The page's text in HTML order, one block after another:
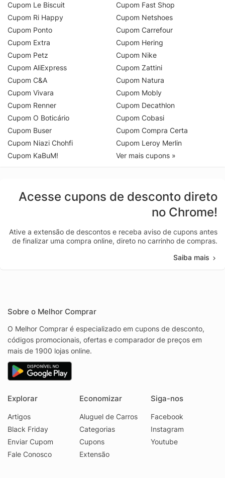
Cupom Le Biscuit
Cupom Ri Happy
Cupom Ponto
Cupom Extra
Cupom Petz
Cupom AliExpress
Cupom C&A
Cupom Vivara
Cupom Renner
Cupom O Boticário
Cupom Buser
Cupom Niazi Chohfi
Cupom KaBuM!
Cupom Fast Shop
Cupom Netshoes
Cupom Carrefour
Cupom Hering
Cupom Nike
Cupom Zattini
Cupom Natura
Cupom Mobly
Cupom Decathlon
Cupom Cobasi
Cupom Compra Certa
Cupom Leroy Merlin
Ver mais cupons »
Acesse cupons de desconto direto
no Chrome!
Ative a extensão de descontos e receba aviso de cupons antes
de finalizar uma compra online, direto no carrinho de compras.
Saiba mais
Sobre o Melhor Comprar
O Melhor Comprar é especializado em cupons de desconto,
códigos promocionais, ofertas e comparador de preços em
mais de 1900 lojas online.
Explorar
Artigos
Black Friday
Enviar Cupom
Fale Conosco
Economizar
Aluguel de Carros
Categorias
Cupons
Extensão
Siga-nos
Facebook
Instagram
Youtube